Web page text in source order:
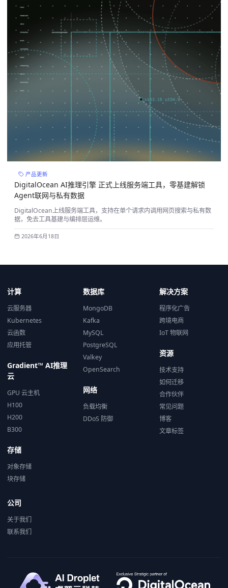
产品更新
DigitalOcean AI推理引擎 正式上线服务端工具，零基建解锁
Agent联网与私有数据
DigitalOcean上线服务端工具，支持在单个请求内调用网页搜索与私有数
据，免去工具基建与编排层运维。
2026年6月18日
计算
云服务器
Kubernetes
云函数
应用托管
Gradient™ AI推理
云
GPU 云主机
H100
H200
B300
存储
对象存储
块存储
数据库
MongoDB
Kafka
MySQL
PostgreSQL
Valkey
OpenSearch
网络
负载均衡
DDoS 防御
解决方案
程序化广告
跨境电商
IoT 物联网
资源
技术支持
如何迁移
合作伙伴
常见问题
博客
文章标签
公司
关于我们
联系我们